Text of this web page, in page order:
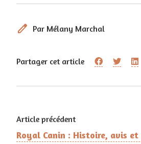
edit Par Mélany Marchal
Partager cet article
Article précédent
Royal Canin : Histoire, avis et